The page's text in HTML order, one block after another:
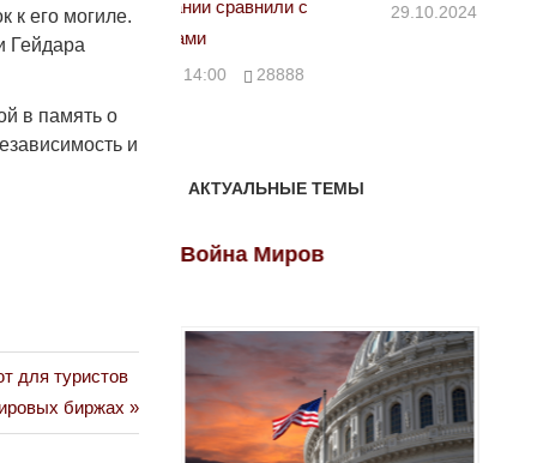
к его могиле.
Гейдара
в память о
и
для туристов
биржах
29.10.2024 09:00 39623
АКТУАЛЬНЫЕ ТЕМЫ
Война Миров